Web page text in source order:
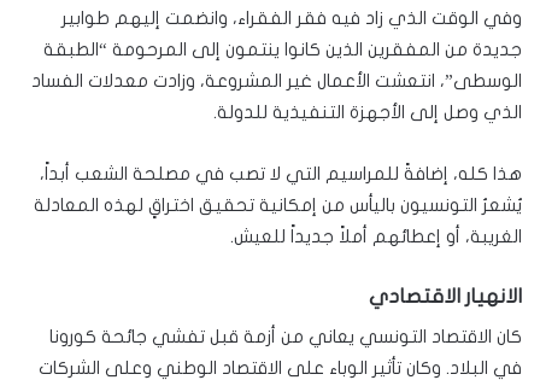
وفي الوقت الذي زاد فيه فقر الفقراء، وانضمت إليهم طوابير
جديدة من المفقرين الذين كانوا ينتمون إلى المرحومة “الطبقة
الوسطى”، انتعشت الأعمال غير المشروعة، وزادت معدلات الفساد
الذي وصل إلى الأجهزة التنفيذية للدولة.
هذا كله، إضافةً للمراسيم التي لا تصب في مصلحة الشعب أبداً،
يُشعرُ التونسيون باليأس من إمكانية تحقيق اختراقٍ لهذه المعادلة
الغريبة، أو إعطائهم أملاً جديداً للعيش.
الانهيار الاقتصادي
كان الاقتصاد التونسي يعاني من أزمة قبل تفشي جائحة كورونا
في البلاد. وكان تأثير الوباء على الاقتصاد الوطني وعلى الشركات